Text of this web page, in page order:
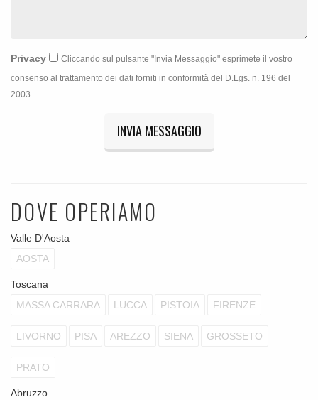
Privacy
Cliccando sul pulsante "Invia Messaggio" esprimete il vostro
consenso al trattamento dei dati forniti in conformità del D.Lgs. n. 196 del
2003
INVIA MESSAGGIO
DOVE OPERIAMO
Valle D'Aosta
AOSTA
Toscana
MASSA CARRARA
LUCCA PISTOIA FIRENZE
LIVORNO PISA AREZZO SIENA GROSSETO
PRATO
Abruzzo